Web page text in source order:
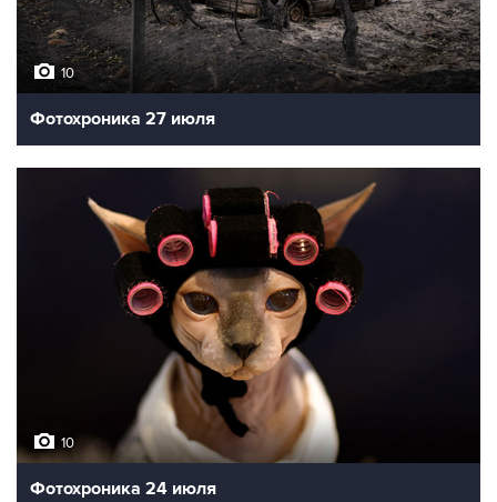
10
Фотохроника 27 июля
10
Фотохроника 24 июля